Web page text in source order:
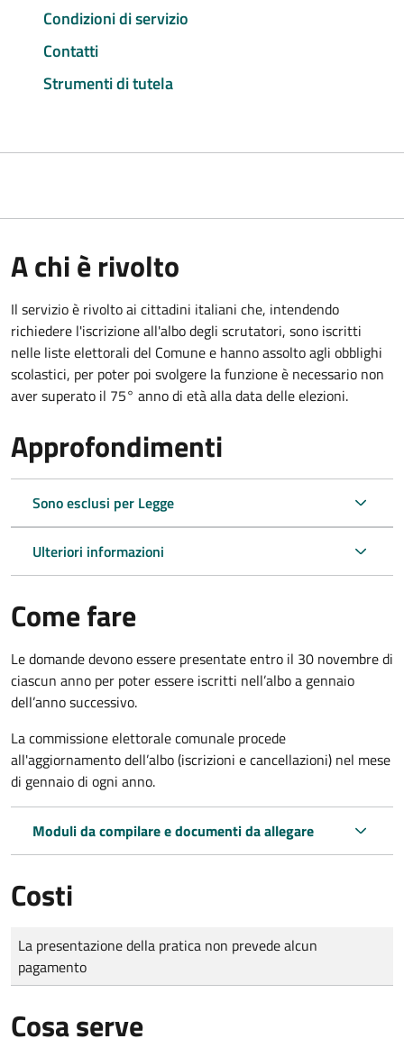
Condizioni di servizio
Contatti
Strumenti di tutela
A chi è rivolto
Il servizio è rivolto ai cittadini italiani che, intendendo
richiedere l'iscrizione all'albo degli scrutatori, sono iscritti
nelle liste elettorali del Comune e hanno assolto agli obblighi
scolastici, per poter poi svolgere la funzione è necessario non
aver superato il 75° anno di età alla data delle elezioni.
Approfondimenti
Sono esclusi per Legge
Ulteriori informazioni
Come fare
Le domandedevono essere presentate entro il 30 novembre di
ciascun anno per poter essere iscritti nell’albo a gennaio
dell’anno successivo.
La commissione elettorale comunale procede
all'aggiornamento dell’albo (iscrizioni e cancellazioni) nel mese
di gennaio di ogni anno.
Moduli da compilare e documenti da allegare
Costi
Tipo di pagamento
Importo
La presentazione della pratica non prevede alcun
pagamento
Cosa serve